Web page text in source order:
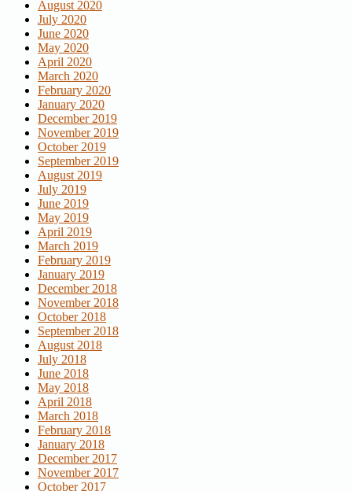
August 2020
July 2020
June 2020
May 2020
April 2020
March 2020
February 2020
January 2020
December 2019
November 2019
October 2019
September 2019
August 2019
July 2019
June 2019
May 2019
April 2019
March 2019
February 2019
January 2019
December 2018
November 2018
October 2018
September 2018
August 2018
July 2018
June 2018
May 2018
April 2018
March 2018
February 2018
January 2018
December 2017
November 2017
October 2017